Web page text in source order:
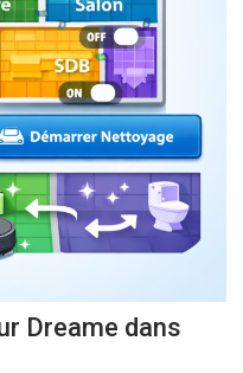
Dreame dans